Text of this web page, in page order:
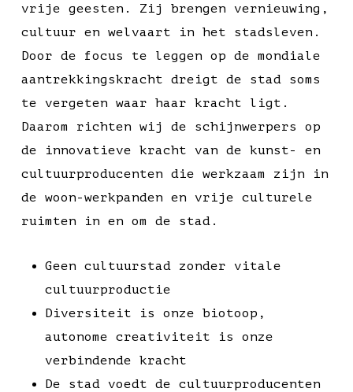
vrije geesten. Zij brengen vernieuwing,
cultuur en welvaart in het stadsleven.
Door de focus te leggen op de mondiale
aantrekkingskracht dreigt de stad soms
te vergeten waar haar kracht ligt.
Daarom richten wij de schijnwerpers op
de innovatieve kracht van de kunst- en
cultuurproducenten die werkzaam zijn in
de woon-werkpanden en vrije culturele
ruimten in en om de stad.
Geen cultuurstad zonder vitale
cultuurproductie
Diversiteit is onze biotoop,
autonome creativiteit is onze
verbindende kracht
De stad voedt de cultuurproducenten